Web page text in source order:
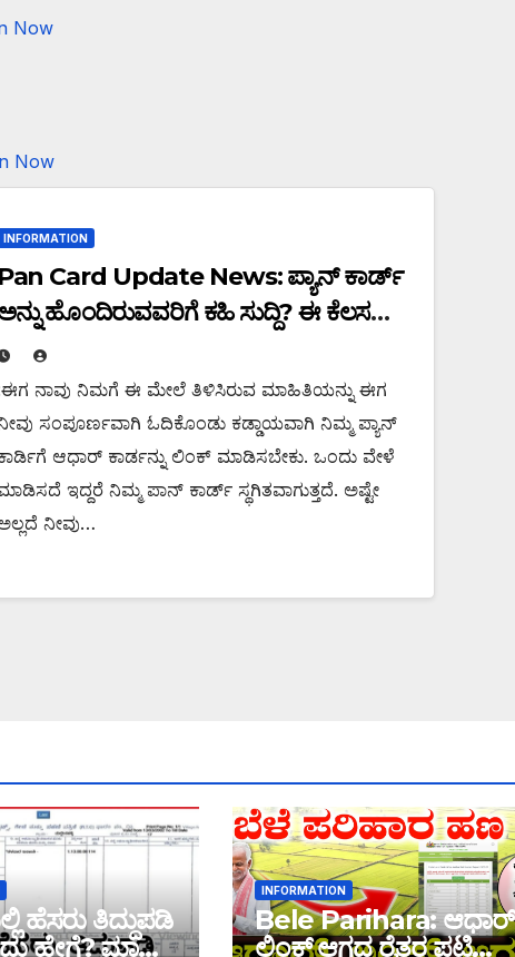
Now
Now
INFORMATION
Pan Card Update News: ಪ್ಯಾನ್ ಕಾರ್ಡ್
ಹೊಂದಿರುವವರಿಗೆ ಕಹಿ ಸುದ್ದಿ? ಈ ಕೆಲಸ
ಇದ್ದರೆ 10,000 ದವರೆಗೆ ದಂಡ!
ನಾವು ನಿಮಗೆ ಈ ಮೇಲೆ ತಿಳಿಸಿರುವ ಮಾಹಿತಿಯನ್ನು ಈಗ
ಸಂಪೂರ್ಣವಾಗಿ ಓದಿಕೊಂಡು ಕಡ್ಡಾಯವಾಗಿ ನಿಮ್ಮ ಪ್ಯಾನ್
ಆಧಾರ್ ಕಾರ್ಡನ್ನು ಲಿಂಕ್ ಮಾಡಿಸಬೇಕು. ಒಂದು ವೇಳೆ
ಇದ್ದರೆ ನಿಮ್ಮ ಪಾನ್ ಕಾರ್ಡ್ ಸ್ಥಗಿತವಾಗುತ್ತದೆ. ಅಷ್ಟೇ
ನೀವು…
ಹೆಸರು ತಿದ್ದುಪಡಿ
ಹೇಗೆ? ಮಾಹಿತಿ
INFORMATION
Bele Parihara: ಆಧಾರ್
ಲಿಂಕ್ ಆಗದ ರೈತರ ಪಟ್ಟಿ